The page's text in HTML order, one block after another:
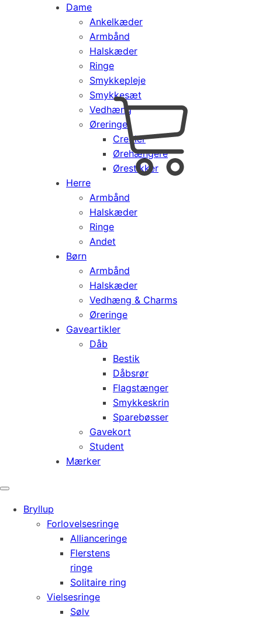
Dame
Ankelkæder
Armbånd
Halskæder
Ringe
Smykkepleje
Smykkesæt
Vedhæng
Øreringe
Creoler
Ørehængere
Ørestikker
Herre
Armbånd
Halskæder
Ringe
Andet
Børn
Armbånd
Halskæder
Vedhæng & Charms
Øreringe
Gaveartikler
Dåb
Bestik
Dåbsrør
Flagstænger
Smykkeskrin
Sparebøsser
Gavekort
Student
Mærker
Products
Bryllup
Forlovelsesringe
Allianceringe
Flerstens
ringe
Solitaire ring
Vielsesringe
Sølv